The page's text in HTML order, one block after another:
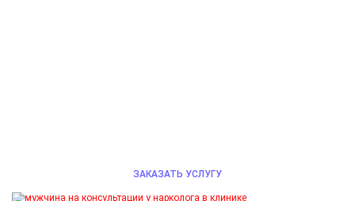
ЗАКАЗАТЬ УСЛУГУ